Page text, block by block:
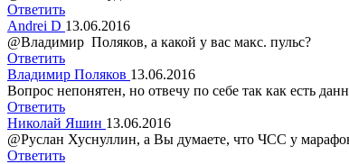
Ответить
Andrei D 13.06.2016
@Владимир Поляков, а какой у вас макс. пульс?
Ответить
Владимир Поляков 13.06.2016
Вопрос непонятен, но отвечу по себе так как есть
Ответить
Николай Яшин 13.06.2016
@Руслан Хуснуллин, а Вы думаете, что ЧСС у
Ответить